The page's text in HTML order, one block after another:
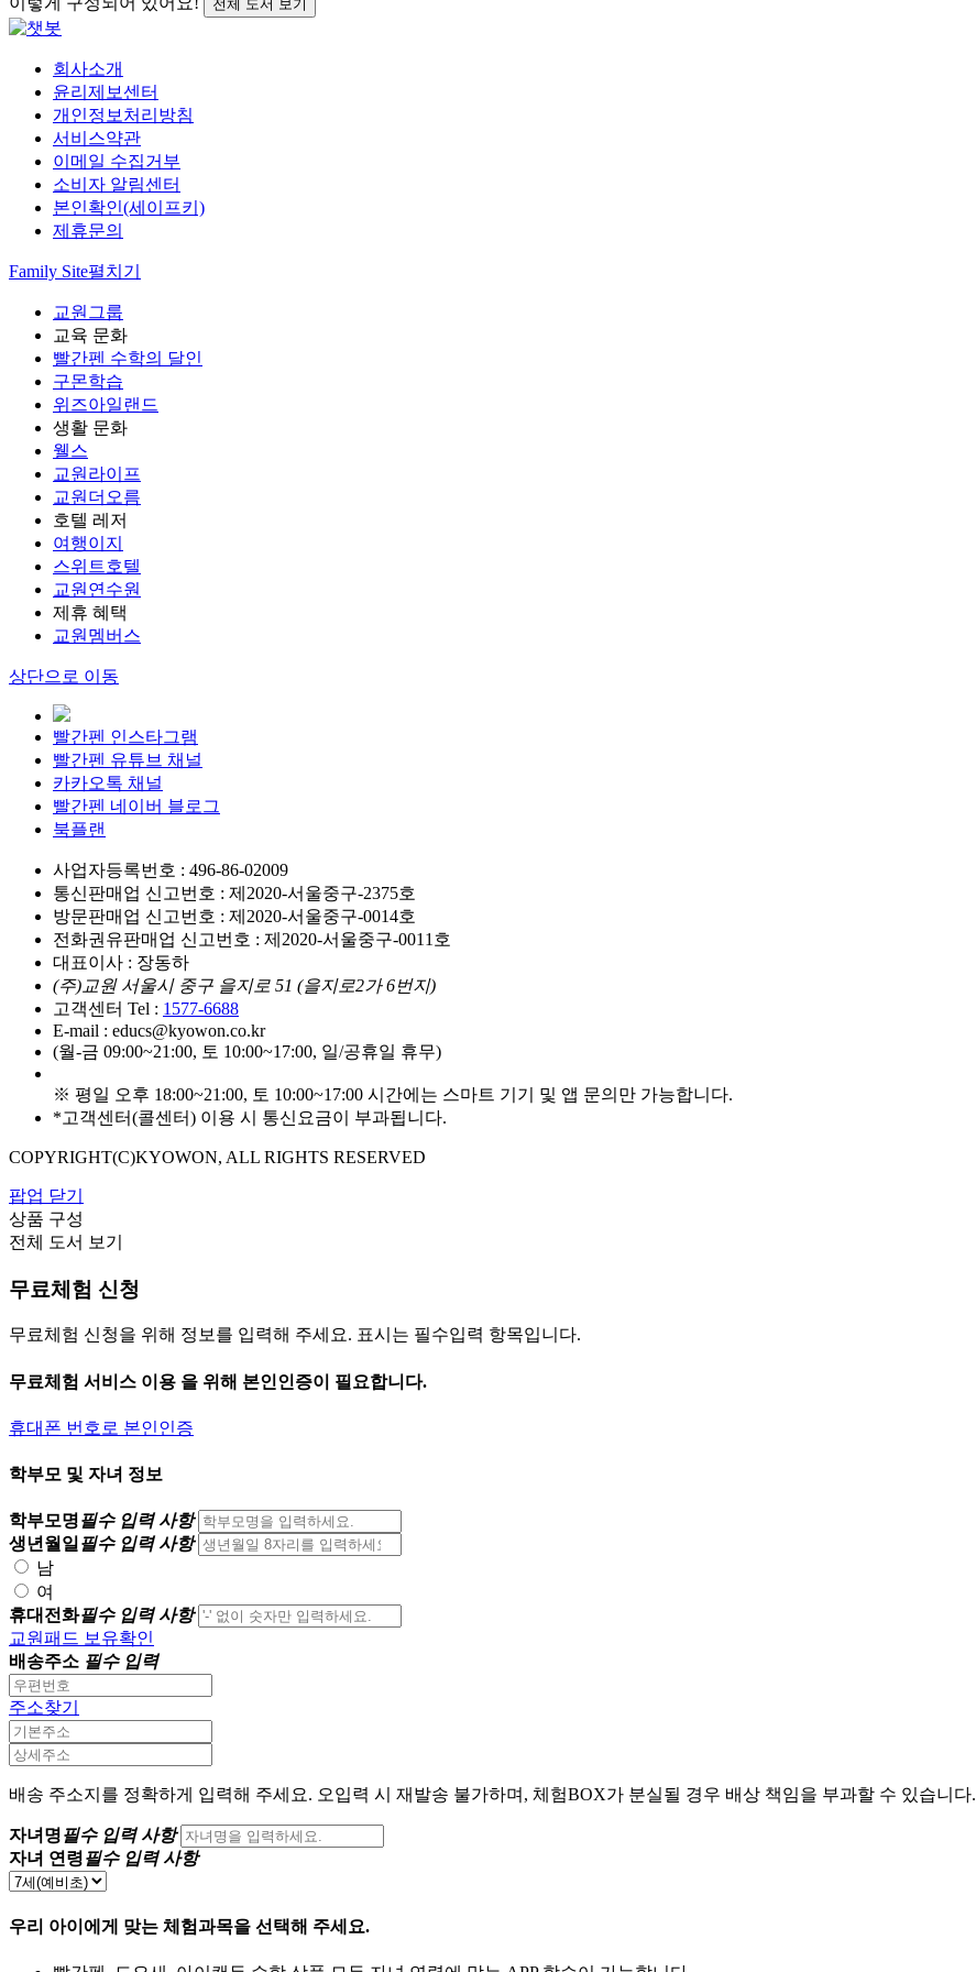
전체 도서 보기
회사소개
윤리제보센터
개인정보처리방침
서비스약관
이메일 수집거부
소비자 알림센터
본인확인(세이프키)
제휴문의
Family Site펼치기
교원그룹
교육 문화
빨간펜 수학의 달인
구몬학습
위즈아일랜드
생활 문화
웰스
교원라이프
교원더오름
호텔 레저
여행이지
스위트호텔
교원연수원
제휴 혜택
교원멤버스
상단으로 이동
빨간펜 인스타그램
빨간펜 유튜브 채널
카카오톡 채널
빨간펜 네이버 블로그
북플랜
사업자등록번호 : 496-86-02009
통신판매업 신고번호 : 제2020-서울중구-2375호
방문판매업 신고번호 : 제2020-서울중구-0014호
전화권유판매업 신고번호 : 제2020-서울중구-0011호
대표이사 : 장동하
(주)교원 서울시 중구 을지로 51 (을지로2가 6번지)
고객센터 Tel : 1577-6688
E-mail : educs@kyowon.co.kr
(월-금 09:00~21:00, 토 10:00~17:00, 일/공휴일 휴무)
※ 평일 오후 18:00~21:00, 토 10:00~17:00 시간에는 스마트 기기 및 앱 문의만 가능합니다.
*고객센터(콜센터) 이용 시 통신요금이 부과됩니다.
COPYRIGHT(C)KYOWON, ALL RIGHTS RESERVED
팝업 닫기
상품 구성
전체 도서 보기
무료체험 신청
무료체험 신청을 위해 정보를 입력해 주세요. 표시는 필수입력 항목입니다.
무료체험 서비스 이용 을 위해 본인인증이 필요합니다.
휴대폰 번호로 본인인증
학부모 및 자녀 정보
학부모명필수 입력 사항
생년월일 필수 입력 사항
남
여
휴대전화필수 입력 사항
교원패드 보유확인
배송주소 필수 입력
주소찾기
배송 주소지를 정확하게 입력해 주세요. 오입력 시 재발송 불가하며, 체험BOX가 분실될 경우 배상 책임을 부과할 수 있습니다.
자녀명필수 입력 사항
자녀 연령필수 입력 사항
우리 아이에게 맞는 체험과목을 선택해 주세요.